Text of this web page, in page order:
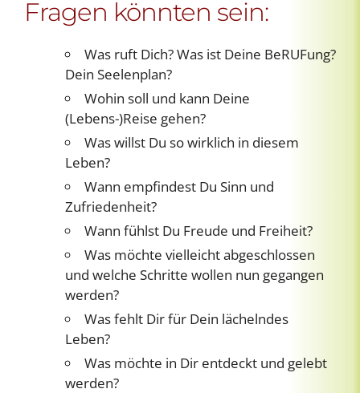
Fragen könnten sein:
Was ruft Dich? Was ist Deine BeRUFung?
Dein Seelenplan?
Wohin soll und kann Deine
(Lebens-)Reise gehen?
Was willst Du so wirklich in diesem
Leben?
Wann empfindest Du Sinn und
Zufriedenheit?
Wann fühlst Du Freude und Freiheit?
Was möchte vielleicht abgeschlossen
und welche Schritte wollen nun gegangen
werden?
Was fehlt Dir für Dein lächelndes
Leben?
Was möchte in Dir entdeckt und gelebt
werden?